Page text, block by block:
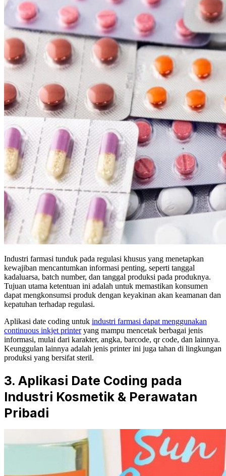
Industri farmasi tunduk pada regulasi khusus yang menetapkan
kewajiban mencantumkan informasi penting, seperti tanggal
kadaluarsa, batch number, dan tanggal produksi pada produknya.
Tujuan utama ketentuan ini adalah untuk memastikan konsumen
dapat mengkonsumsi produk dengan keyakinan akan keamanan dan
kepatuhan terhadap regulasi.
Aplikasi date coding untuk industri farmasi dapat menggunakan
continuous inkjet printeryang mampu mencetak berbagai jenis
informasi, mulai dari karakter, angka, barcode, qr code, dan lainnya.
Keunggulan lainnya adalah jenis printer ini juga tahan di lingkungan
produksi yang bersifat steril.
3. Aplikasi Date Coding pada
Industri Kosmetik & Perawatan
Pribadi